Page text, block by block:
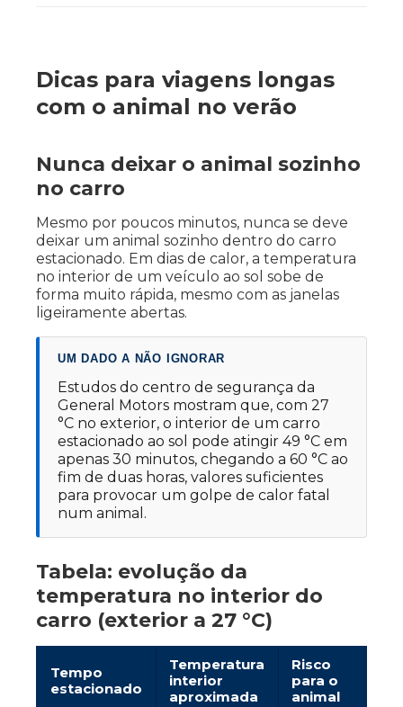
Dicas para viagens longas
com o animal no verão
Nunca deixar o animal sozinho
no carro
Mesmo por poucos minutos, nunca se deve
deixar um animal sozinho dentro do carro
estacionado. Em dias de calor, a temperatura
no interior de um veículo ao sol sobe de
forma muito rápida, mesmo com as janelas
ligeiramente abertas.
UM DADO A NÃO IGNORAR
Estudos do centro de segurança da
General Motors mostram que, com 27
°C no exterior, o interior de um carro
estacionado ao sol pode atingir 49 °C em
apenas 30 minutos, chegando a 60 °C ao
fim de duas horas, valores suficientes
para provocar um golpe de calor fatal
num animal.
Tabela: evolução da
temperatura no interior do
carro (exterior a 27 °C)
Tempo
estacionado
Temperatura
interior
aproximada
Risco
para o
animal